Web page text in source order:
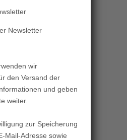
Newsletter
wir
den Versand der
und geben
weiter.
zur Speicherung
Mail-Adresse sowie